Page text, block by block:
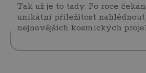
Tak už je to tady. Po roce
unikátní příležitost
nejnovějších kosmických